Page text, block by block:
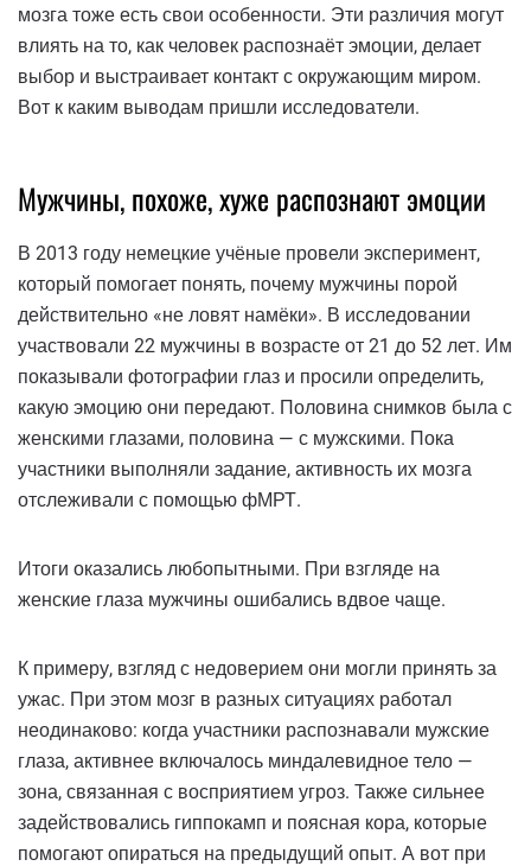
мозга тоже есть свои особенности. Эти различия могут
влиять на то, как человек распознаёт эмоции, делает
выбор и выстраивает контакт с окружающим миром.
Вот к каким выводам пришли исследователи.
Мужчины, похоже, хуже распознают эмоции
В 2013 году немецкие учёные провели эксперимент,
который помогает понять, почему мужчины порой
действительно «не ловят намёки». В исследовании
участвовали 22 мужчины в возрасте от 21 до 52 лет. Им
показывали фотографии глаз и просили определить,
какую эмоцию они передают. Половина снимков была с
женскими глазами, половина — с мужскими. Пока
участники выполняли задание, активность их мозга
отслеживали с помощью фМРТ.
Итоги оказались любопытными. При взгляде на
женские глаза мужчины ошибались вдвое чаще.
К примеру, взгляд с недоверием они могли принять за
ужас. При этом мозг в разных ситуациях работал
неодинаково: когда участники распознавали мужские
глаза, активнее включалось миндалевидное тело —
зона, связанная с восприятием угроз. Также сильнее
задействовались гиппокамп и поясная кора, которые
помогают опираться на предыдущий опыт. А вот при